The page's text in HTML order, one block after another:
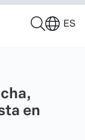
ES
en